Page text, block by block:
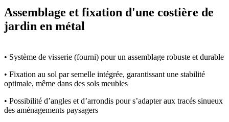
Assemblage et fixation d'une costière de
jardin en métal
• Système de visserie (fourni) pour un assemblage robuste et durable
• Fixation au sol par semelle intégrée, garantissant une stabilité
optimale, même dans des sols meubles
• Possibilité d’angles et d’arrondis pour s’adapter aux tracés sinueux
des aménagements paysagers